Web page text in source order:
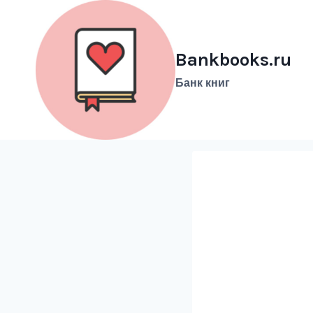
содержимому
Bankbooks.ru
Банк книг